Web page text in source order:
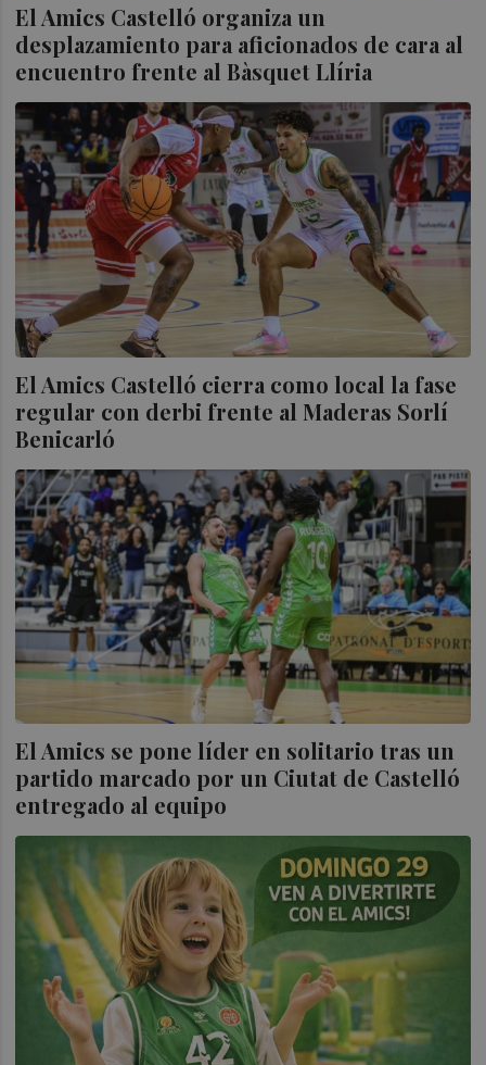
El Amics Castelló organiza un
desplazamiento para aficionados de cara al
encuentro frente al Bàsquet Llíria
El Amics Castelló cierra como local la fase
regular con derbi frente al Maderas Sorlí
Benicarló
El Amics se pone líder en solitario tras un
partido marcado por un Ciutat de Castelló
entregado al equipo